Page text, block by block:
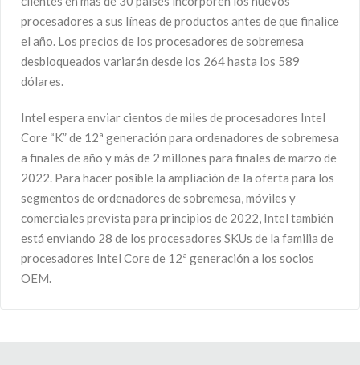
procesadores a sus líneas de productos antes de que finalice
el año. Los precios de los procesadores de sobremesa
desbloqueados variarán desde los 264 hasta los 589
dólares.
Intel espera enviar cientos de miles de procesadores Intel
Core “K” de 12ª generación para ordenadores de sobremesa
a finales de año y más de 2 millones para finales de marzo de
2022. Para hacer posible la ampliación de la oferta para los
segmentos de ordenadores de sobremesa, móviles y
comerciales prevista para principios de 2022, Intel también
está enviando 28 de los procesadores SKUs de la familia de
procesadores Intel Core de 12ª generación a los socios
OEM.